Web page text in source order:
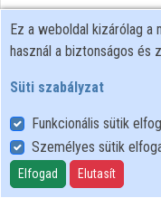
Felhasználói szabályzat
Adatkezelési tájékoztató
Süti szabályzat
Ez a weboldal kizárólag
használ a biztonságos és
Süti szabályzat
Funkcionális sütik
Személyes sütik
Elfogad Elutasít